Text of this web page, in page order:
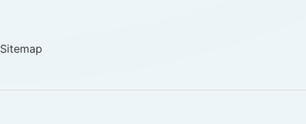
Sitemap